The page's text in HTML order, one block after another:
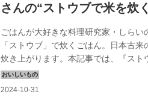
さんの“ストウブで米を炊
ごはんが大好きな料理研究家・しら
「ストウブ」で炊くごはん。日本古
炊き上がります。本記事では、『スト
り、うま味たっぷりのれんこんと豚バ
り方をご紹介します。